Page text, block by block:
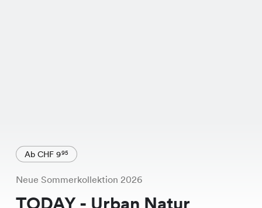
Ab CHF 995
Neue Sommerkollektion 2026
TODAY - Urban Natur